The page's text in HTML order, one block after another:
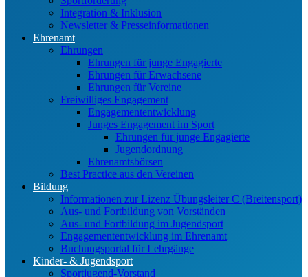
Integration & Inklusion
Newsletter & Presseinformationen
Ehrenamt
Ehrungen
Ehrungen für junge Engagierte
Ehrungen für Erwachsene
Ehrungen für Vereine
Freiwilliges Engagement
Engagemententwicklung
Junges Engagement im Sport
Ehrungen für junge Engagierte
Jugendordnung
Ehrenamtsbörsen
Best Practice aus den Vereinen
Bildung
Informationen zur Lizenz Übungsleiter C (Breitensport)
Aus- und Fortbildung von Vorständen
Aus- und Fortbildung im Jugendsport
Engagemententwicklung im Ehrenamt
Buchungsportal für Lehrgänge
Kinder- & Jugendsport
Sportjugend-Vorstand